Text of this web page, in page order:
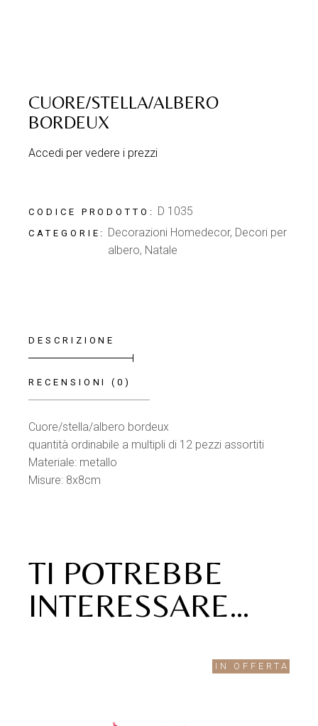
CUORE/STELLA/ALBERO
BORDEUX
Accedi per vedere i prezzi
CODICE PRODOTTO: D 1035
CATEGORIE: Decorazioni Homedecor, Decori per
albero, Natale
DESCRIZIONE
RECENSIONI (0)
Cuore/stella/albero bordeux
quantità ordinabile a multipli di 12 pezzi assortiti
Materiale: metallo
Misure: 8x8cm
TI POTREBBE
INTERESSARE…
IN OFFERTA